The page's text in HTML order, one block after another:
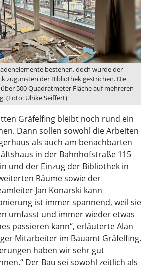
bestehen, doch wurde der
zugunsten der Bibliothek gestrichen. Die
500 Quadratmeter Fläche auf mehreren
(Foto: Ulrike Seiffert)
Gräfelfing bleibt noch rund ein
Dann sollen sowohl die Arbeiten
als auch am benachbarten
in der Bahnhofstraße 115
und der Einzug der Bibliothek in
Räume sowie der
Jan Konarski kann
ist immer spannend, weil sie
umfasst und immer wieder etwas
passieren kann“, erläuterte Alan
Mitarbeiter im Bauamt Gräfelfing.
haben wir sehr gut
Der Bau sei sowohl zeitlich als